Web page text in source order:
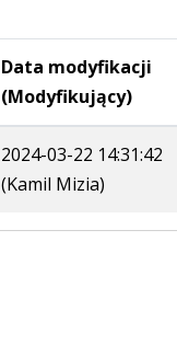
Data modyfikacji
(Modyfikujący)
2024-03-22 14:31:42
(Kamil Mizia)